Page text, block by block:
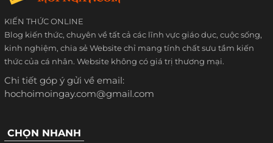
KIẾN THỨC ONLINE
Blog kiến thức, chuyên về tất cả các lĩnh vực giáo dục, cuộc sống,
kinh nghiệm, chia sẻ Website chỉ mang tính chất sưu tầm kiến
thức của cá nhân. Website không có giá trị thương mại.
Chi tiết góp ý gửi về email:
hochoimoingay.com@gmail.com
CHỌN NHANH